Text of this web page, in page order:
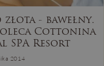
- bawełny.
Cottonina
SPA Resort
2014